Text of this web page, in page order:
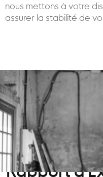
nous mettons à votre
assurer la stabilité de
Rapport